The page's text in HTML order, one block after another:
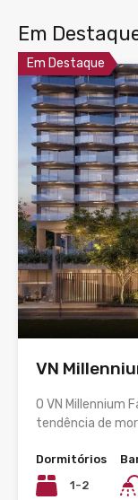
Em
Em Destaque
VN
O VN Millennium
tendência de
Dormitórios
1-2